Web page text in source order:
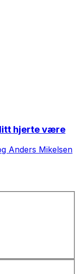
hjerte være
Anders Mikelsen